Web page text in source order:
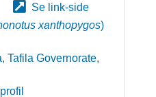
Se link-side
xanthopygos)
Tafila Governorate,